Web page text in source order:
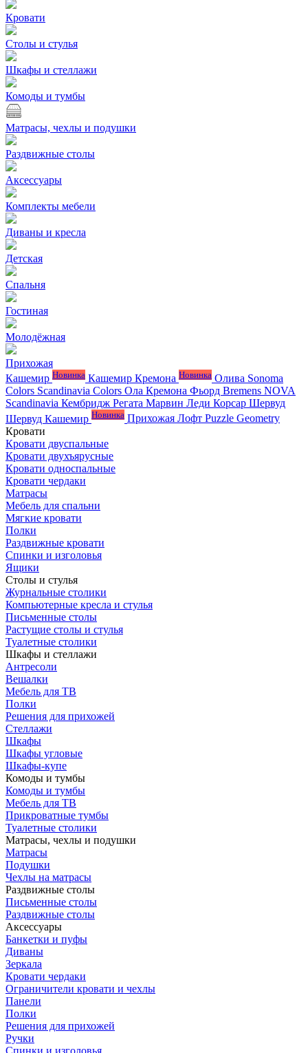
Кровати
Столы и стулья
Шкафы и стеллажи
Комоды и тумбы
Матрасы, чехлы и подушки
Раздвижные столы
Аксессуары
Комплекты мебели
Диваны и кресла
Детская
Спальня
Гостиная
Молодёжная
Прихожая
Кашемир Новинка Кашемир Кремона Новинка Олива Sonoma
Colors Scandinavia Colors Ола Кремона Фьорд Bremens NOVA
Scandinavia Кембридж Регата Марвин Леди Корсар Шервуд
Шервуд Кашемир Новинка Прихожая Лофт Puzzle Geometry
Кровати
Кровати двуспальные
Кровати двухъярусные
Кровати односпальные
Кровати чердаки
Матрасы
Мебель для спальни
Мягкие кровати
Полки
Раздвижные кровати
Спинки и изголовья
Ящики
Столы и стулья
Журнальные столики
Компьютерные кресла и стулья
Письменные столы
Растущие столы и стулья
Туалетные столики
Шкафы и стеллажи
Антресоли
Вешалки
Мебель для ТВ
Полки
Решения для прихожей
Стеллажи
Шкафы
Шкафы угловые
Шкафы-купе
Комоды и тумбы
Комоды и тумбы
Мебель для ТВ
Прикроватные тумбы
Туалетные столики
Матрасы, чехлы и подушки
Матрасы
Подушки
Чехлы на матрасы
Раздвижные столы
Письменные столы
Раздвижные столы
Аксессуары
Банкетки и пуфы
Диваны
Зеркала
Кровати чердаки
Ограничители кровати и чехлы
Панели
Полки
Решения для прихожей
Ручки
Спинки и изголовья